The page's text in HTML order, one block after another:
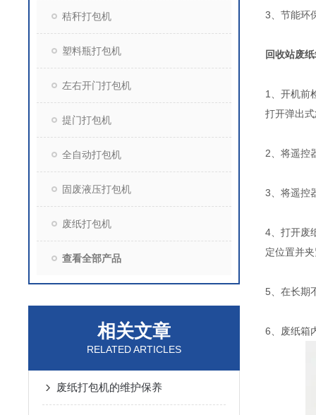
秸秆打包机
塑料瓶打包机
左右开门打包机
提门打包机
全自动打包机
固废液压打包机
废纸打包机
查看全部产品
相关文章
RELATED ARTICLES
废纸打包机的维护保养
3、节能环
回收站废
1、开机前
打开弹出
2、将遥控
3、将遥控
4、打开废
定位置并
5、在长期
6、废纸箱